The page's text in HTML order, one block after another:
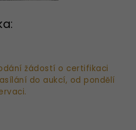
žádostí o certifikaci
do aukcí, od pondělí